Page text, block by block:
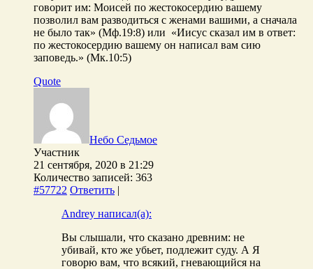
говорит им: Моисей по жестокосердию вашему
позволил вам разводиться с женами вашими, а сначала
не было так» (Мф.19:8) или «Иисус сказал им в ответ:
по жестокосердию вашему он написал вам сию
заповедь.» (Мк.10:5)
Quote
Небо Седьмое
Участник
21 сентября, 2020 в 21:29
Количество записей: 363
#57722 Ответить |
Andrey написал(а):
Вы слышали, что сказано древним: не
убивай, кто же убьет, подлежит суду. А Я
говорю вам, что всякий, гневающийся на